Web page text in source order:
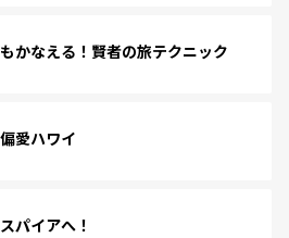
かなえる！賢者の旅テクニック
愛ハワイ
パイアへ！